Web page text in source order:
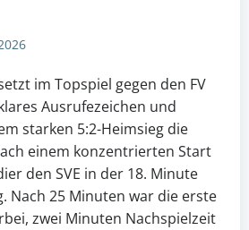
im Topspiel gegen den FV
Ausrufezeichen und
starken 5:2-Heimsieg die
einem konzentrierten Start
den SVE in der 18. Minute
Nach 25 Minuten war die erste
zwei Minuten Nachspielzeit